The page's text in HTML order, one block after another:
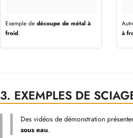
Exemple de découpe de métal à
froid.
à
3. EXEMPLES DE
Des vidéos de démonstration
sous eau.